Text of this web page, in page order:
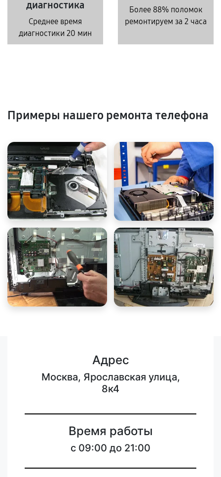
диагностика
Среднее время
диагностики 20 мин
Более 88% поломок
ремонтируем за 2 часа
Примеры нашего ремонта телефона
Адрес
Москва, Ярославская улица,
8к4
Время работы
c 09:00 до 21:00